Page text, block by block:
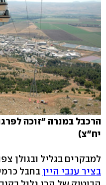
הרכבל במנרה "זוכה
יח"צ)
למבקרים בגליל ובגולן
בציר ענבי היין בחבל